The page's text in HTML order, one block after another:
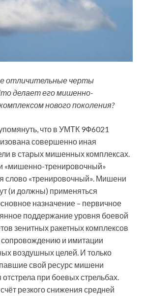
отличительные черты
делает его мишенно-
нового поколения?
что в УМТК 9Ф6021
совершенно иная
в старых мишенных комплексах.
«мишенно-тренировочный»
слово «тренировочный». Мишени
(и должны) применяться
назначение – первичное
поддержание уровня боевой
зенитных ракетных комплексов
и имитации
воздушных целей. И только
свой ресурс мишени
при боевых стрельбах.
резкого снижения средней